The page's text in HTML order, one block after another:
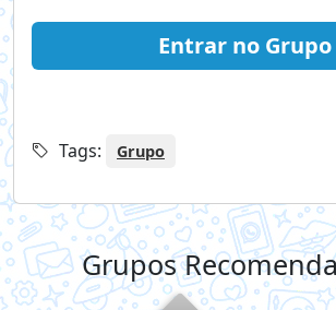
Entrar no Grupo
Tags: Grupo
Grupos